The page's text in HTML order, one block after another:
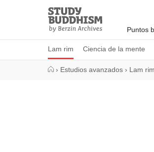
Study
Buddhism
Home
Puntos
Lam rim Ciencia de la mente
› Estudios avanzados › Lam rim